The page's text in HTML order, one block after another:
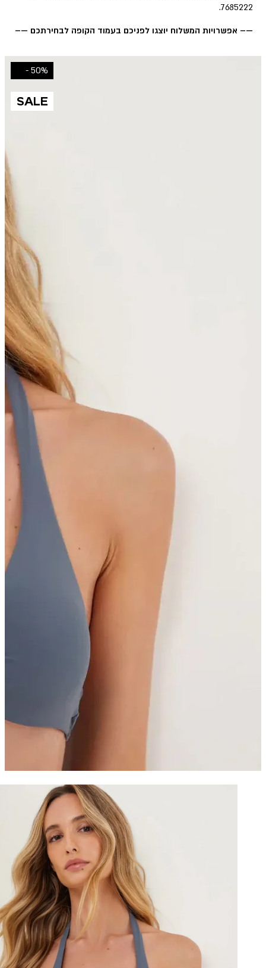
7685222.
—– אפשרויות המשלוח יוצגו לפניכם בעמוד הקופה לבחירתכם —–
50% -
SALE